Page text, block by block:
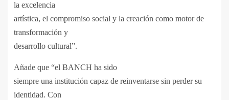
la excelencia
artística, el compromiso social y la creación como motor de
transformación y
desarrollo cultural”.
Añade que “el BANCH ha sido
siempre una institución capaz de reinventarse sin perder su
identidad. Con